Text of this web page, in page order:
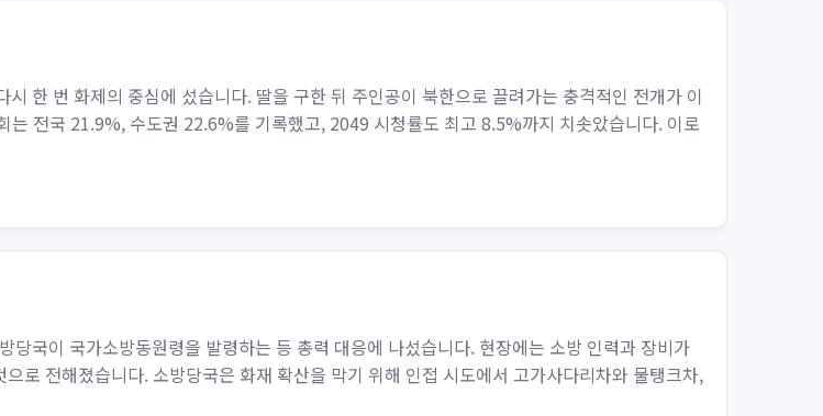
한 번 화제의 중심에 섰습니다. 딸을 구한 뒤 주인공이 북한으로 끌려가는 충격적인 전개가 이
전국 21.9%, 수도권 22.6%를 기록했고, 2049 시청률도 최고 8.5%까지 치솟았습니다. 이로
국이 국가소방동원령을 발령하는 등 총력 대응에 나섰습니다. 현장에는 소방 인력과 장비가
로 전해졌습니다. 소방당국은 화재 확산을 막기 위해 인접 시도에서 고가사다리차와 물탱크차,